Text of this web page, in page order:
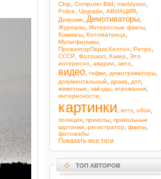
Chip Computer Bild maddyson
Police Upgrade АВИАЦИЯ
Девушки Демотиваторы
Журналы Интересные факты
Комиксы Котоматрица
Мультфильмы
ПрожекторПерисХилтон Ретро
СССР Фотошоп Хакер Это
интересно аварии авто
видео гифки демотриваторы
документальный драка дтп
животные звёзды игромания
интересности
картинки котэ обои
полиция приколы прикольные
картинки
регистратор факты
фотожабы
Показать все теги
ТОП АВТОРОВ